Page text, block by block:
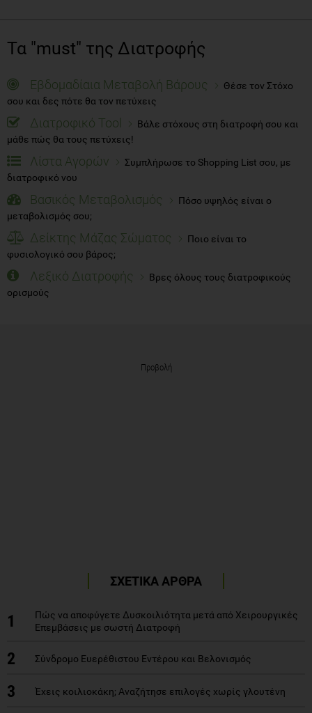
Τα "must" της Διατροφής
Εβδομαδίαια Μεταβολή Βάρους
Θέσε τον Στόχο
σου και δες πότε θα τον πετύχεις
Διατροφικό Tool
Βάλε στόχους στη διατροφή σου και
μάθε πώς θα τους πετύχεις!
Λίστα Αγορών
Συμπλήρωσε το Shopping List σου, με
διατροφικό νου
Βασικός Μεταβολισμός
Πόσο υψηλός είναι ο
μεταβολισμός σου;
Δείκτης Μάζας Σώματος
Ποιο είναι το
φυσιολογικό σου βάρος;
Λεξικό Διατροφής
Βρες όλους τους διατροφικούς
ορισμούς
Προβολή
ΣΧΕΤΙΚΑ ΑΡΘΡΑ
1
Πώς να αποφύγετε Δυσκοιλιότητα μετά από Χειρουργικές
Επεμβάσεις με σωστή Διατροφή
2 Σύνδρομο Ευερέθιστου Εντέρου και Βελονισμός
3 Έχεις κοιλιοκάκη; Αναζήτησε επιλογές χωρίς γλουτένη